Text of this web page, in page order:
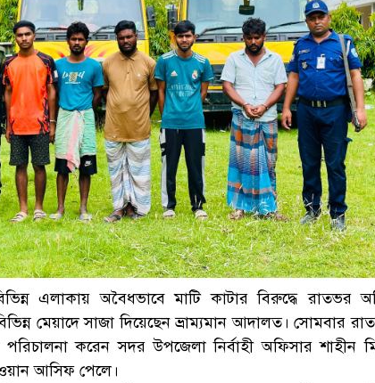
এলাকায় অবৈধভাবে মাটি কাটার বিরুদ্ধে রাতভর
মেয়াদে সাজা দিয়েছেন ভ্রাম্যমান আদালত। সোমবার
করেন সদর উপজেলা নির্বাহী অফিসার শাহীন
আসিফ পেলে।